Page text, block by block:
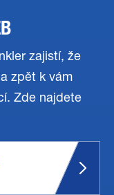
zajistí, že
zpět k vám
Zde najdete